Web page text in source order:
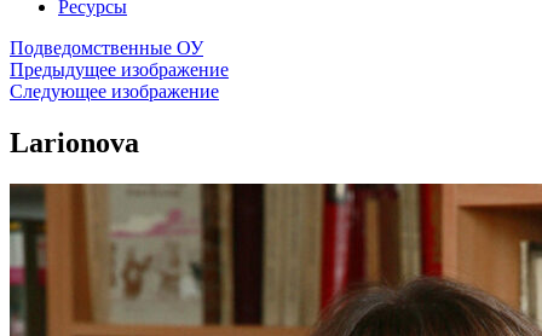
Ресурсы
Подведомственные ОУ
Предыдущее изображение
Следующее изображение
Larionova